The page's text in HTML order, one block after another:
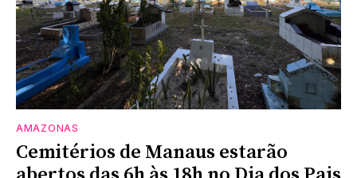
AMAZONAS
Cemitérios de Manaus estarão